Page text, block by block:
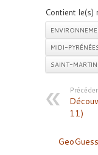
Contient le(s)
MIDI-
SAINT-
11)